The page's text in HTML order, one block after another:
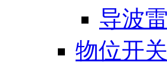
导波
物位开关